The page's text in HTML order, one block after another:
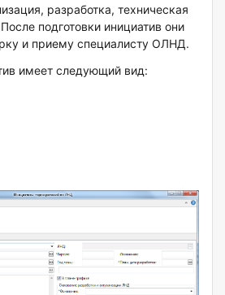
разработка, техническая
подготовки инициатив они
и приему специалисту ОЛНД.
имеет следующий вид: